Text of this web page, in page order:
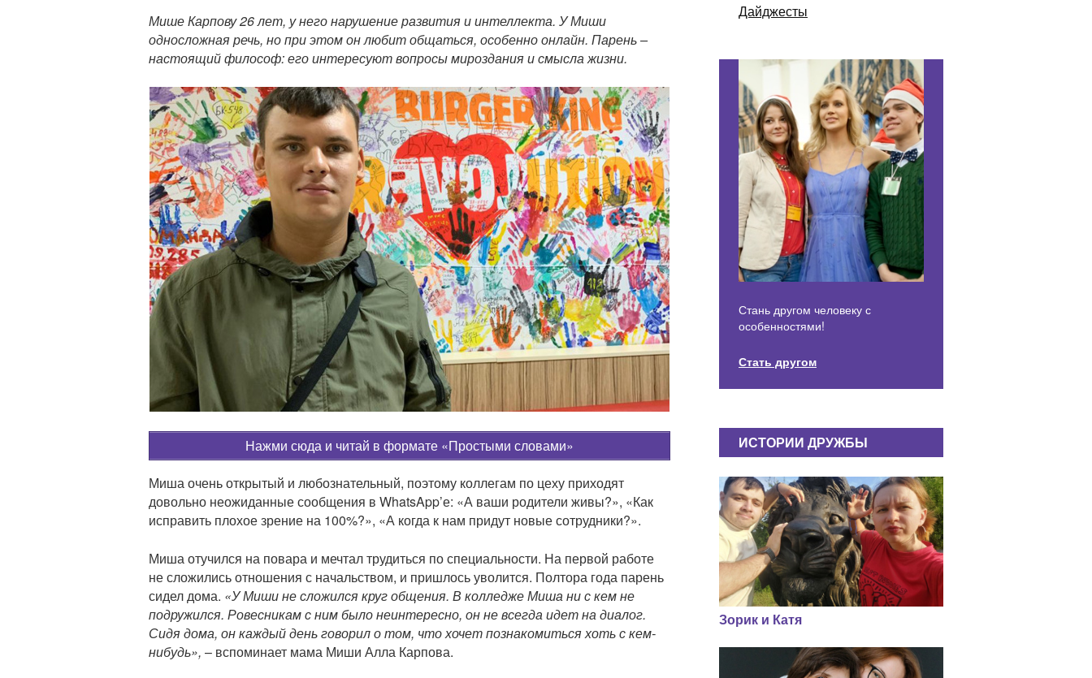
л
н
ы
й
т
е
к
с
т
п
у
б
л
и
к
а
Мише Карпову 26 лет, у него нарушение развития и интеллекта. У Миши
односложная речь, но при этом он любит общаться, особенно онлайн. Парень –
настоящий философ: его интересуют вопросы мироздания и смысла жизни.
Нажми сюда и читай в формате «Простыми словами»
Миша очень открытый и любознательный, поэтому коллегам по цеху приходят
довольно неожиданные сообщения в WhatsApp’е: «А ваши родители живы?», «Как
исправить плохое зрение на 100%?», «А когда к нам придут новые сотрудники?».
Миша отучился на повара и мечтал трудиться по специальности. На первой работе
не сложились отношения с начальством, и пришлось уволится. Полтора года парень
сидел дома. «У Миши не сложился круг общения. В колледже Миша ни с кем не
подружился. Ровесникам с ним было неинтересно, он не всегда идет на диалог.
Сидя дома, он каждый день говорил о том, что хочет познакомиться хоть с кем-
нибудь», – вспоминает мама Миши Алла Карпова.
Дайджесты
Стань другом человеку с
особенностями!
Стать другом
ИСТОРИИ ДРУЖБЫ
Зорик и Катя